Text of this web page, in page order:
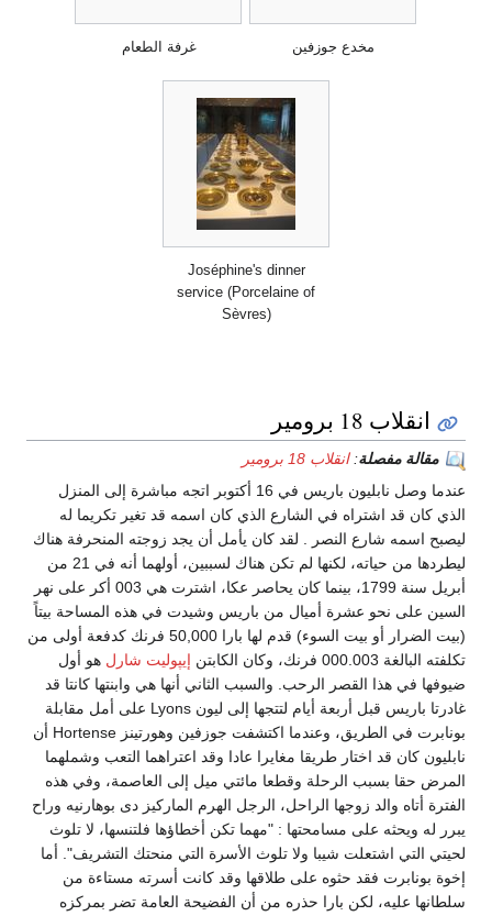
مخدع جوزفين غرفة الطعام
Joséphine's dinner
service (Porcelaine of
Sèvres)
انقلاب 18 برومير
مقالة مفصلة:انقلاب 18 برومير
عندما وصل نابليون باريس في 16 أكتوبر اتجه مباشرة إلى المنزل
الذي كان قد اشتراه في الشارع الذي كان اسمه قد تغير تكريما له
ليصبح اسمه شارع النصر . لقد كان يأمل أن يجد زوجته المنحرفة هناك
ليطردها من حياته، لكنها لم تكن هناك لسببين، أولهما أنه في 21 من
أبريل سنة 1799، بينما كان يحاصر عكا، اشترت هي 003 أكر على نهر
السين على نحو عشرة أميال من باريس وشيدت في هذه المساحة بيتاً
(بيت الضرار أو بيت السوء) قدم لها بارا 50,000 فرنك كدفعة أولى من
تكلفته البالغة 000.003 فرنك، وكان الكابتن
إيپوليت شارل هو أول
ضيوفها في هذا القصر الرحب. والسبب الثاني أنها هي وابنتها كانتا قد
غادرتا باريس قبل أربعة أيام لتتجها إلى ليون Lyons على أمل مقابلة
بونابرت في الطريق، وعندما اكتشفت جوزفين وهورتينز Hortense أن
نابليون كان قد اختار طريقا مغايرا عادا وقد اعتراهما التعب وشملهما
المرض حقا بسبب الرحلة وقطعا مائتي ميل إلى العاصمة، وفي هذه
الفترة أتاه والد زوجها الراحل، الرجل الهرم الماركيز دى بوهارنيه وراح
يبرر له ويحثه على مسامحتها : "مهما تكن أخطاؤها فلتنسها، لا تلوث
لحيتي التي اشتعلت شيبا ولا تلوث الأسرة التي منحتك التشريف". أما
إخوة بونابرت فقد حثوه على طلاقها وقد كانت أسرته مستاءة من
سلطانها عليه، لكن بارا حذره من أن الفضيحة العامة تضر بمركزه